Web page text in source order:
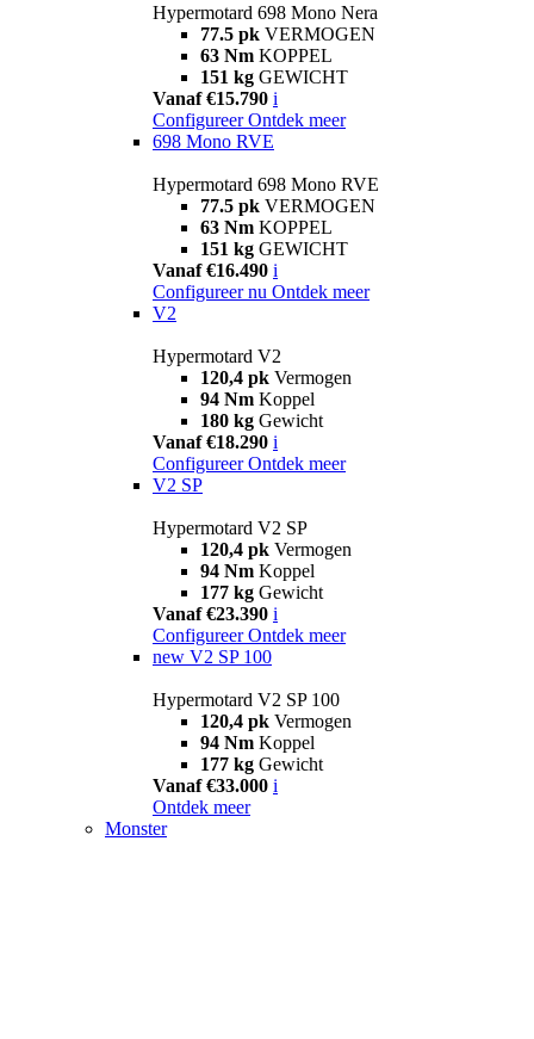
Hypermotard 698 Mono Nera
77.5 pk VERMOGEN
63 Nm KOPPEL
151 kg GEWICHT
Vanaf €15.790 i
Configureer Ontdek meer
698 Mono RVE
Hypermotard 698 Mono RVE
77.5 pk VERMOGEN
63 Nm KOPPEL
151 kg GEWICHT
Vanaf €16.490 i
Configureer nu Ontdek meer
V2
Hypermotard V2
120,4 pk Vermogen
94 Nm Koppel
180 kg Gewicht
Vanaf €18.290 i
Configureer Ontdek meer
V2 SP
Hypermotard V2 SP
120,4 pk Vermogen
94 Nm Koppel
177 kg Gewicht
Vanaf €23.390 i
Configureer Ontdek meer
new V2 SP 100
Hypermotard V2 SP 100
120,4 pk Vermogen
94 Nm Koppel
177 kg Gewicht
Vanaf €33.000 i
Ontdek meer
Monster